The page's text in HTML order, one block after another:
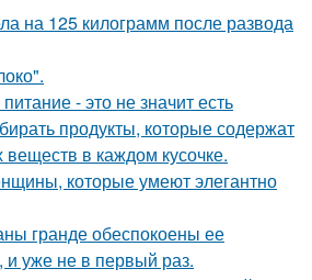
на 125 килограмм после развода
- это не значит есть
продукты, которые содержат
в каждом кусочке.
которые умеют элегантно
гранде обеспокоены ее
и уже не в первый раз.